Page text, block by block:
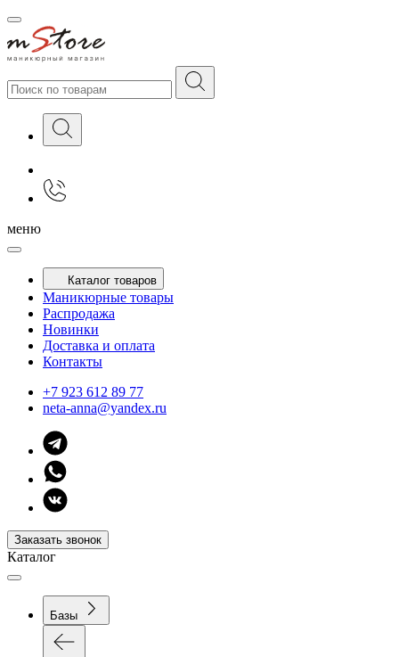
меню
Каталог товаров
Маникюрные товары
Распродажа
Новинки
Доставка и оплата
Контакты
+7 923 612 89 77
neta-anna@yandex.ru
Заказать звонок
Каталог
Базы